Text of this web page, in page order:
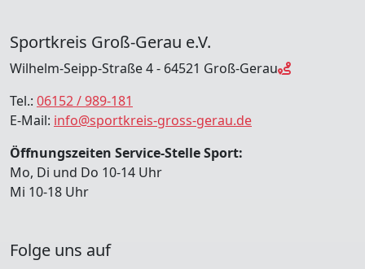
Sportkreis Groß-Gerau e.V.
Wilhelm-Seipp-Straße 4 - 64521 Groß-Gerau
Tel.: 06152 / 989-181
E-Mail: info@sportkreis-gross-gerau.de
Öffnungszeiten Service-Stelle Sport:
Mo, Di und Do 10-14 Uhr
Mi 10-18 Uhr
Folge uns auf